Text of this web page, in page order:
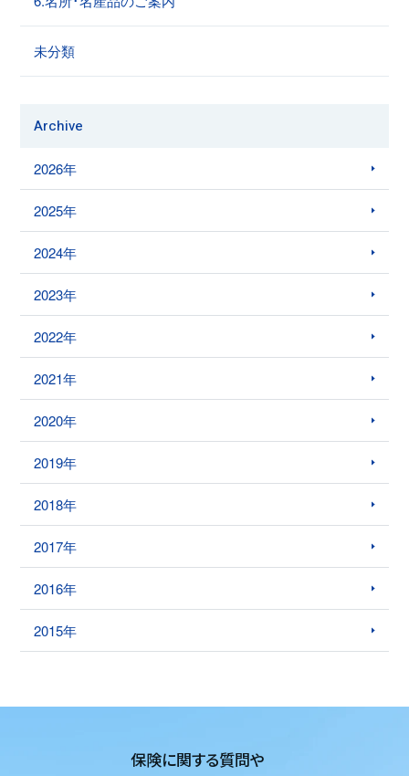
未分類
Archive
2026年
2025年
2024年
2023年
2022年
2021年
2020年
2019年
2018年
2017年
2016年
2015年
保険に関する質問や